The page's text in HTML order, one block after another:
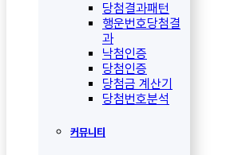
당첨결과패턴
행운번호당첨결
과
낙첨인증
당첨인증
당첨금 계산기
당첨번호분석
커뮤니티